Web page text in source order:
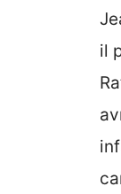
il